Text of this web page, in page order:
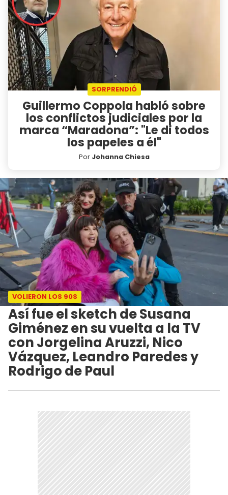
SORPRENDIÓ
Guillermo Coppola habló sobre
los conflictos judiciales por la
marca “Maradona”: "Le di todos
los papeles a él"
Por Johanna Chiesa
VOLIERON LOS 90S
Así fue el sketch de Susana
Giménez en su vuelta a la TV
con Jorgelina Aruzzi, Nico
Vázquez, Leandro Paredes y
Rodrigo de Paul